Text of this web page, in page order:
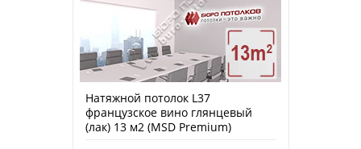
Натяжной потолок L37
французское вино глянцевый
(лак) 13 м2 (MSD Premium)